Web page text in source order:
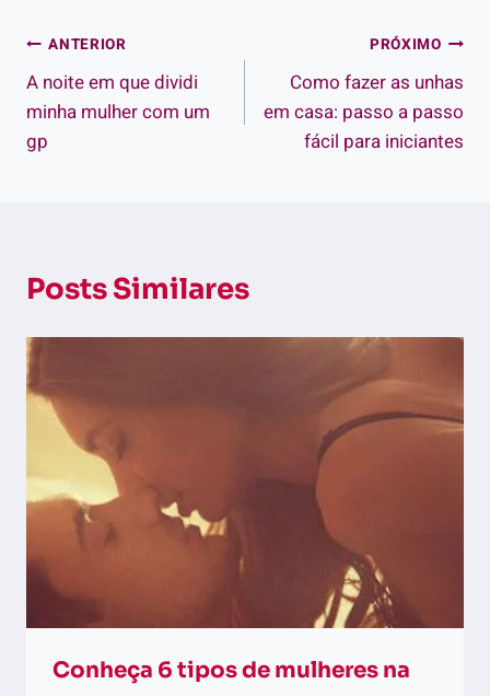
Navegação
de
Post
ANTERIOR
A noite em que dividi
minha mulher com um
gp
PRÓXIMO
Como fazer as unhas
em casa: passo a passo
fácil para iniciantes
Posts Similares
Conheça 6 tipos de mulheres na